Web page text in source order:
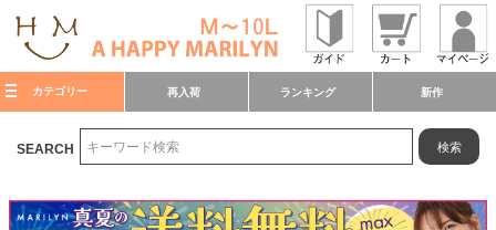
カテゴリー 再入荷 ランキング 新作
SEARCH 検索